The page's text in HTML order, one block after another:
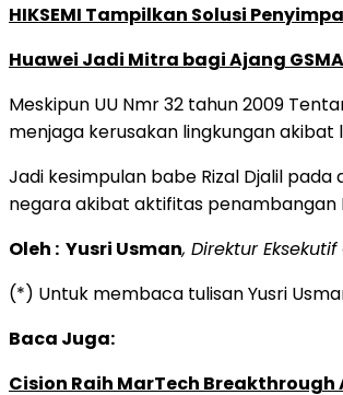
HIKSEMI Tampilkan Solusi
Huawei Jadi Mitra bagi Ajang GSMA
Meskipun UU Nmr 32 tahun 2009
menjaga kerusakan lingkungan
Jadi kesimpulan babe Rizal Djalil
negara akibat aktifitas penambangan
Oleh : Yusri Usman, Direktur
(*) Untuk membaca tulisan Yusri
Baca Juga:
Cision Raih MarTech